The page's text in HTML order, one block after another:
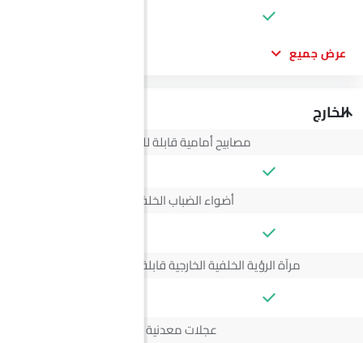
عرض جميع
الخارج
مصابيح أمامية قابلة للتعديل
أضواء الضباب الخلفية
مرآة الرؤية الخلفية الخارجية قابلة للتعديل كهربائياً
عجلات معدنية